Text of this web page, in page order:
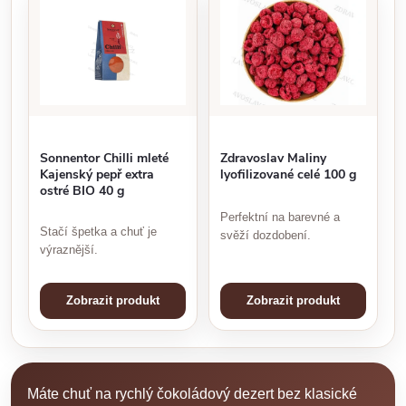
Sonnentor Chilli mleté
Kajenský pepř extra
ostré BIO 40 g
Stačí špetka a chuť je
výraznější.
Zobrazit produkt
Zdravoslav Maliny
lyofilizované celé 100 g
Perfektní na barevné a
svěží dozdobení.
Zobrazit produkt
Máte chuť na rychlý čokoládový dezert bez klasické